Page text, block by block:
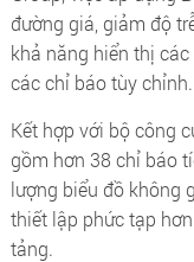
đường giá, giảm độ
khả năng hiển thị
các chỉ báo tùy chỉnh.
Kết hợp với bộ công
gồm hơn 38 chỉ báo
lượng biểu đồ không
thiết lập phức tạp
tảng.